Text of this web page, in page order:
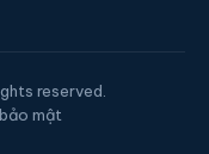
reserved.
mật